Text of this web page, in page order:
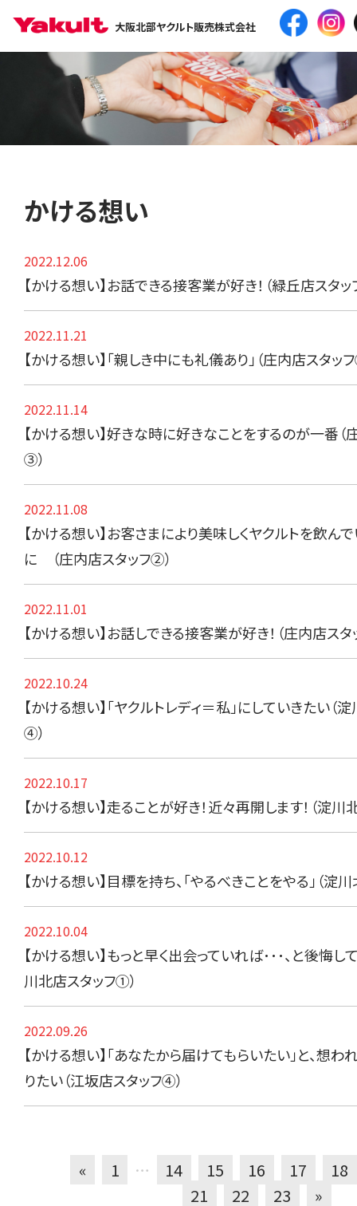
大阪北部ヤクルト販売株式会社
かける想い
2022.12.06
【かける想い】お話できる接客業が好き！（緑丘店スタッ
2022.11.21
【かける想い】「親しき中にも礼儀あり」（庄内店スタッ
2022.11.14
【かける想い】好きな時に好きなことをするのが一番（
③）
2022.11.08
【かける想い】お客さまにより美味しくヤクルトを飲ん
に （庄内店スタッフ②）
2022.11.01
【かける想い】お話しできる接客業が好き！（庄内店スタ
2022.10.24
【かける想い】「ヤクルトレディ＝私」にしていきたい（
④）
2022.10.17
【かける想い】走ることが好き！近々再開します！（淀川
2022.10.12
【かける想い】目標を持ち、「やるべきことをやる」（淀
2022.10.04
【かける想い】もっと早く出会っていれば･･･、と後悔し
川北店スタッフ①）
2022.09.26
【かける想い】「あなたから届けてもらいたい」と、想わ
りたい（江坂店スタッフ④）
« 1 … 14 15 16 17
18
21
22 23 »